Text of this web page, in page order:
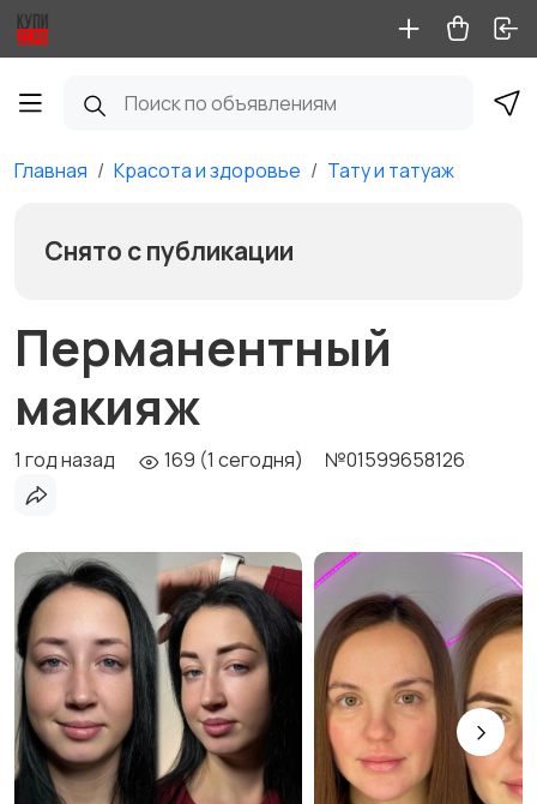
Главная Красота и здоровье Тату и татуаж
Снято с публикации
Перманентный
макияж
1 год назад 169 (1 сегодня) №01599658126